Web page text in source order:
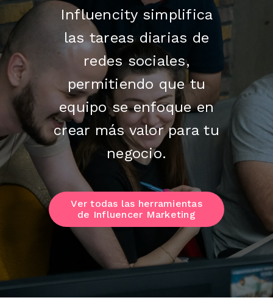
Influencity simplifica
las tareas diarias de
redes sociales,
permitiendo que tu
equipo se enfoque en
crear más valor para tu
negocio.
Ver todas las herramientas
de Influencer Marketing